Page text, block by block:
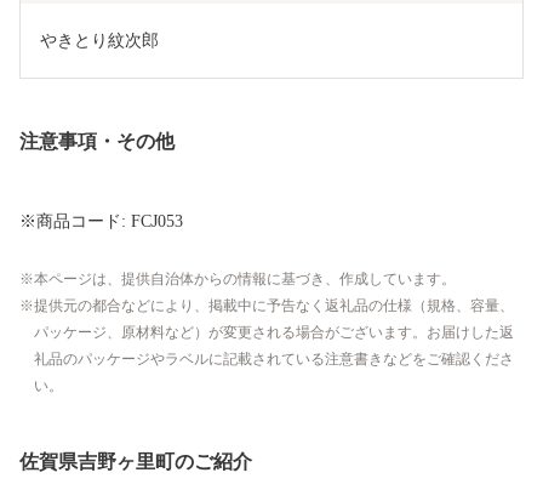
やきとり紋次郎
注意事項・その他
※商品コード: FCJ053
本ページは、提供自治体からの情報に基づき、作成しています。
提供元の都合などにより、掲載中に予告なく返礼品の仕様（規格、容量、
パッケージ、原材料など）が変更される場合がございます。お届けした返
礼品のパッケージやラベルに記載されている注意書きなどをご確認くださ
い。
佐賀県吉野ヶ里町のご紹介